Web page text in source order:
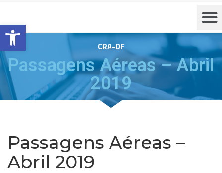
Barra de Ferramentas Aberta
CRA-DF
Passagens Aéreas – Abril
2019
Passagens Aéreas –
Abril 2019